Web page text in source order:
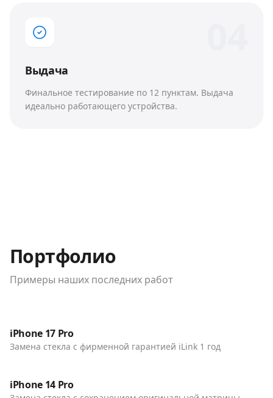
Выдача
Финальное тестирование по 12 пунктам. Выдача
идеально работающего устройства.
Портфолио
Примеры наших последних работ
Телефоны
iPhone 17 Pro
Замена стекла с фирменной гарантией iLink 1 год
Телефоны
До / После
iPhone 14 Pro